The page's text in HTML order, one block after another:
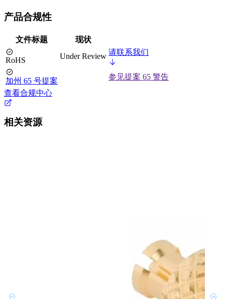
产品合规性
文件标题 现状
RoHS Under Review 请联系我们
加州 65 号提案
参见提案 65 警告
查看合规中心
相关资源